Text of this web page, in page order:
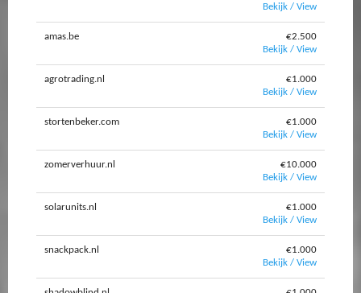
Bekijk / View
amas.be
€2.500
Bekijk / View
agrotrading.nl
€1.000
Bekijk / View
stortenbeker.com
€1.000
Bekijk / View
zomerverhuur.nl
€10.000
Bekijk / View
solarunits.nl
€1.000
Bekijk / View
snackpack.nl
€1.000
Bekijk / View